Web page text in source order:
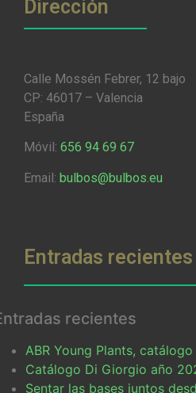
Dirección
Calle Mossén Febrer, 12 bajo
CP: 46017 – Valencia
España
Móvil: 656 94 69 67
Email: bulbos@bulbos.eu
Entradas recientes
recientes
ABR Young Plants, catálogo
Catálogo Di Giorgio año
Sentar las bases juntos